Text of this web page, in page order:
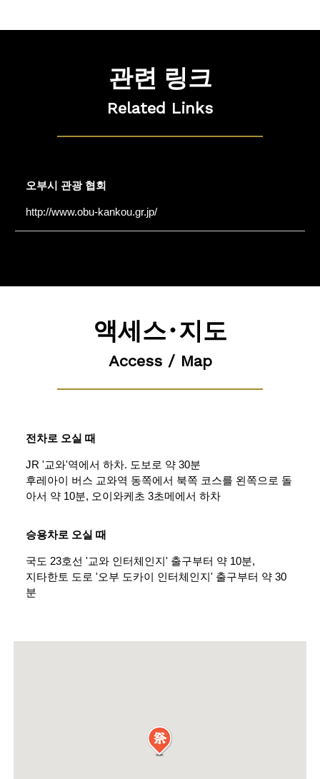
관련 링크
Related Links
오부시 관광 협회
http://www.obu-kankou.gr.jp/
액세스･지도
Access / Map
전차로 오실 때
JR '교와'역에서 하차. 도보로 약 30분
후레아이 버스 교와역 동쪽에서 북쪽 코스를 왼쪽으로 돌
아서 약 10분, 오이와케초 3초메에서 하차
승용차로 오실 때
국도 23호선 '교와 인터체인지' 출구부터 약 10분,
지타한토 도로 '오부 도카이 인터체인지' 출구부터 약 30
분